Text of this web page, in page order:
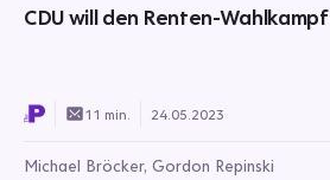
CDU will den Renten-Wahlkampf
11 min. 24.05.2023
Michael Bröcker, Gordon Repinski